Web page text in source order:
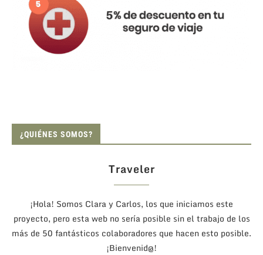
¿QUIÉNES SOMOS?
Traveler
¡Hola! Somos Clara y Carlos, los que iniciamos este
proyecto, pero esta web no sería posible sin el trabajo de los
más de 50 fantásticos colaboradores que hacen esto posible.
¡Bienvenid@!